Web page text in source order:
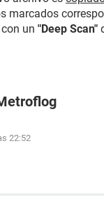
marcados
un "Deep Scan"
22:52